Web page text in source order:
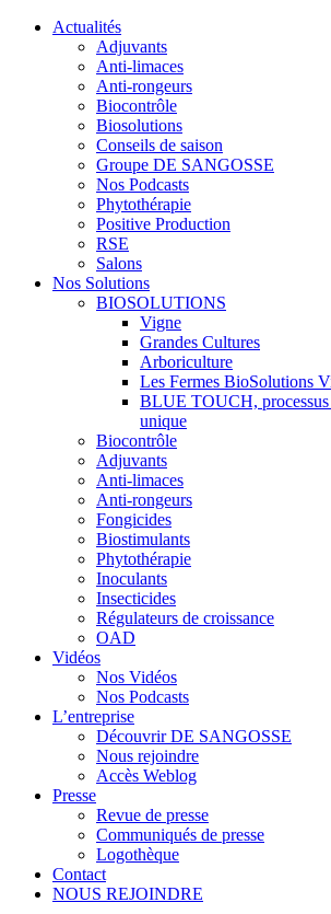
Actualités
Adjuvants
Anti-limaces
Anti-rongeurs
Biocontrôle
Biosolutions
Conseils de saison
Groupe DE SANGOSSE
Nos Podcasts
Phytothérapie
Positive Production
RSE
Salons
Nos Solutions
BIOSOLUTIONS
Vigne
Grandes Cultures
Arboriculture
Les Fermes BioSolutions
BLUE TOUCH,
unique
Biocontrôle
Adjuvants
Anti-limaces
Anti-rongeurs
Fongicides
Biostimulants
Phytothérapie
Inoculants
Insecticides
Régulateurs de croissance
OAD
Vidéos
Nos Vidéos
Nos Podcasts
L’entreprise
Découvrir DE SANGOSSE
Nous rejoindre
Accès Weblog
Presse
Revue de presse
Communiqués de presse
Logothèque
Contact
NOUS REJOINDRE